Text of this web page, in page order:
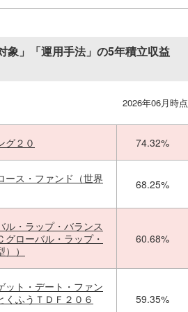
象」「運用手法」の5年積立収益
2026年06月時点
グ２０ 74.32%
ース・ファンド（世界
68.25%
ル・ラップ・バランス
グローバル・ラップ・
）
60.68%
ット・デート・ファン
くふうＴＤＦ２０６
59.35%